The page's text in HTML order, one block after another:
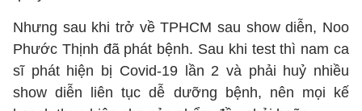
Nhưng sau khi trở về TPHCM sau show diễn, Noo
Phước Thịnh đã phát bệnh. Sau khi test thì nam ca
sĩ phát hiện bị Covid-19 lần 2 và phải huỷ nhiều
show diễn liên tục dễ dưỡng bệnh, nên mọi kế